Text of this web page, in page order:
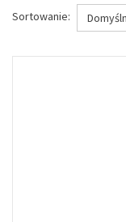
Sortowanie: